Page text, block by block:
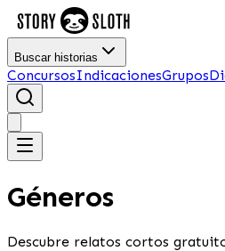
Buscar historias
ConcursosIndicacionesGrupos
Géneros
Descubre relatos cortos